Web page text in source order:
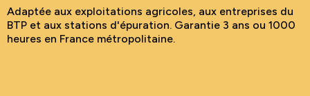
Adaptée aux exploitations agricoles, aux entreprises du
BTP et aux stations d'épuration. Garantie 3 ans ou 1000
heures en France métropolitaine.